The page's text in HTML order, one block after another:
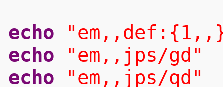
echo
echo
"em,,jps/gd"
echo
"em,,jps/qd"